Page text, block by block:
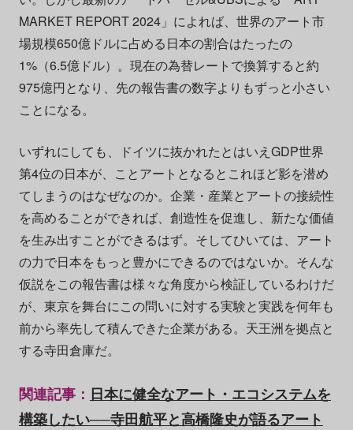
MARKET REPORT 2024」によれば、世界のアート市
場規模650億ドルに占める日本の割合はたったの
1%（6.5億ドル）。現在の為替レートで換算すると約
975億円となり、先の報告書の数字よりもずっと小さい
ことになる。
いずれにしても、ドイツに抜かれたとはいえGDP世界
第4位の日本が、ことアートとなるとこれほど影を潜め
てしまうのはなぜなのか。企業・産業とアートの接続性
を高めることができれば、創造性を促進し、新たな価値
を生み出すことができるはず。そしてひいては、アート
の力で日本をもっと豊かにできるのではないか。そんな
仮説をこの報告書は様々な角度から検証しているわけだ
が、東京を舞台にこの問いに対する実験と実践を何年も
前から率先して積んできた企業がある。天王洲を拠点と
する寺田倉庫だ。
関連記事： 日本に健全なアート・エコシステムを
構築したい──寺田航平と高橋隆史が語るアート